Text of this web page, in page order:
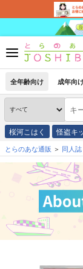
全年齢向け 成年向
桜河こはく 怪盗キ
とらのあな通販 同人誌